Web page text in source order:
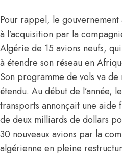
Pour rappel, le gouvernement
à l’acquisition par la
Algérie de 15 avions neufs,
à étendre son réseau en
Son programme de vols va de
étendu. Au début de l’année,
transports annonçait une aide
de deux milliards de dollars
30 nouveaux avions par la
algérienne en pleine